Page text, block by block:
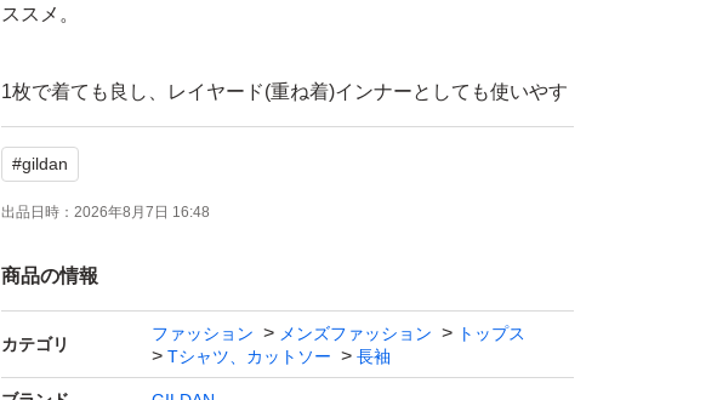
ススメ。
1枚で着ても良し、レイヤード(重ね着)インナーとしても使いやす
いシルエットというハイクオリティ万能ロンＴ！
メンズ、レディース問わず、ユニセックスに着用頂けるアイテム
#gildan
出品日時： 2026年8月7日 16:48
商品の情報
カテゴリ
ファッション メンズファッション
トップス
Tシャツ、カットソー
長袖